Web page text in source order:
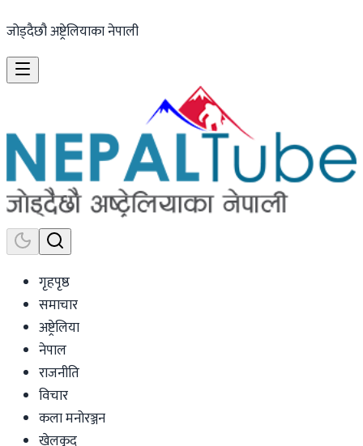
जोड्दैछौ अष्ट्रेलियाका नेपाली
गृहपृष्ठ
समाचार
अष्ट्रेलिया
नेपाल
राजनीति
विचार
कला मनोरञ्जन